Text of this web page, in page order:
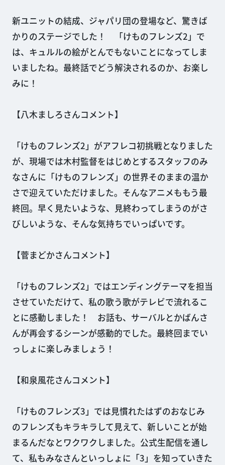
新ユニットの結成、ジャパリ団の登場など、驚きば
かりのステージでした！ 「けものフレンズ2」で
は、キュルルの絵がとんでもないことになってしま
いましたね。最終話でどう解決されるのか、お楽し
みに！
【八木ましろさんコメント】
「けものフレンズ2」がアフレコ初挑戦となりました
が、現場では木村監督をはじめとするスタッフのみ
なさんに「けものフレンズ」の世界そのままの温か
さで迎えていただけました。そんなアニメももう最
終回。早く見たいような、見終わってしまうのがさ
びしいような、そんな気持ちでいっぱいです。
【菅まどかさんコメント】
「けものフレンズ2」ではエンディングテーマを担当
させていただけて、私の歌う歌がテレビで流れるこ
とに感動しました！ お話も、サーバルとかばんさ
んが再会するシーンが感動的でした。最終回までい
っしょに楽しみましょう！
【和泉風花さんコメント】
「けものフレンズ3」では見慣れたはずのおなじみ
のフレンズもキラキラして見えて、新しいことが始
まるんだなとワクワクしました。公式生配信を通し
て、私もみなさんといっしょに「3」を知っていきた